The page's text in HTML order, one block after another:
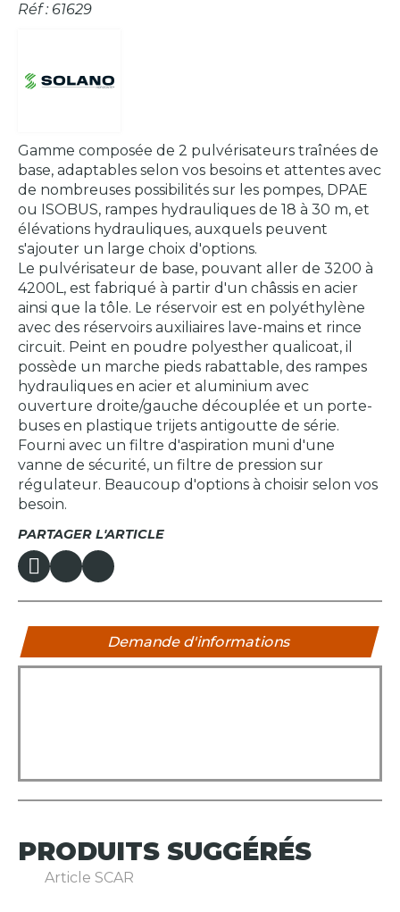
Réf : 61629
PARTAGER L'ARTICLE
Gamme composée de 2 pulvérisateurs traînées de
base, adaptables selon vos besoins et attentes avec
de nombreuses possibilités sur les pompes, DPAE
ou ISOBUS, rampes hydrauliques de 18 à 30 m, et
élévations hydrauliques, auxquels peuvent
s'ajouter un large choix d'options.
Le pulvérisateur de base, pouvant aller de 3200 à
4200L, est fabriqué à partir d'un châssis en acier
ainsi que la tôle. Le réservoir est en polyéthylène
avec des réservoirs auxiliaires lave-mains et rince
circuit. Peint en poudre polyesther qualicoat, il
possède un marche pieds rabattable, des rampes
hydrauliques en acier et aluminium avec
ouverture droite/gauche découplée et un porte-
buses en plastique trijets antigoutte de série.
Fourni avec un filtre d'aspiration muni d'une
vanne de sécurité, un filtre de pression sur
régulateur. Beaucoup d'options à choisir selon vos
besoin.
Demande d'informations
PRODUITS SUGGÉRÉS
Article SCAR